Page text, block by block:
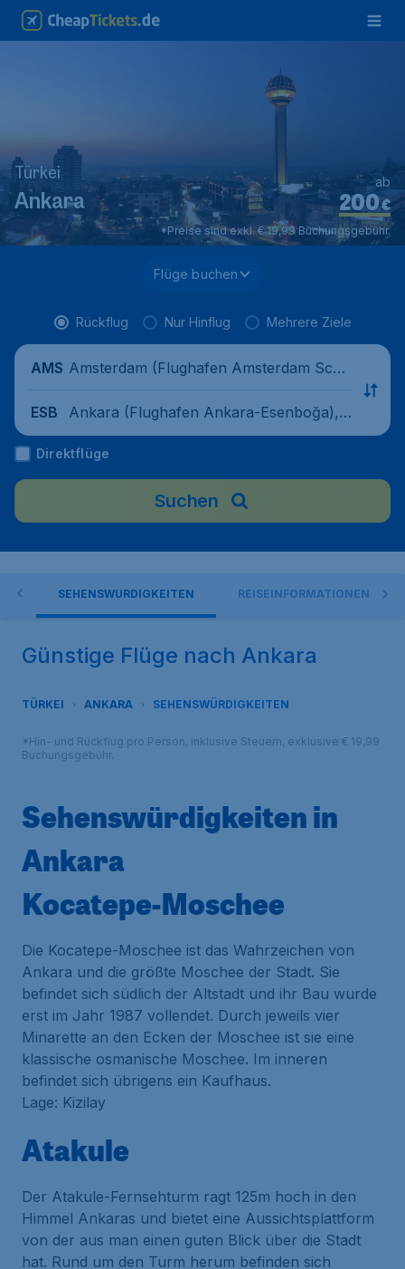
Türkei
Ankara €
200
ab
*Preise sind exkl. € 19,99 Buchungsgebühr.
Flüge buchen
Rückflug Nur Hinflug Mehrere Ziele
AMS Amsterdam (Flughafen Amsterdam Schi
ESB
Ankara (Flughafen Ankara-Esenboğa), T
ürkei
Direktflüge
Suchen
SEHENSWÜRDIGKEITEN REISEINFORMATIONEN
Günstige Flüge nach Ankara
TÜRKEI ANKARA SEHENSWÜRDIGKEITEN
*Hin- und Rückflug pro Person, inklusive Steuern, exklusive € 19,99
Buchungsgebühr.
Sehenswürdigkeiten in
Ankara
Kocatepe-Moschee
Die Kocatepe-Moschee ist das Wahrzeichen von
Ankara und die größte Moschee der Stadt. Sie
befindet sich südlich der Altstadt und ihr Bau wurde
erst im Jahr 1987 vollendet. Durch jeweils vier
Minarette an den Ecken der Moschee ist sie eine
klassische osmanische Moschee. Im inneren
befindet sich übrigens ein Kaufhaus.
Lage: Kizilay
Atakule
Der Atakule-Fernsehturm ragt 125m hoch in den
Himmel Ankaras und bietet eine Aussichtsplattform
von der aus man einen guten Blick über die Stadt
hat. Rund um den Turm herum befinden sich